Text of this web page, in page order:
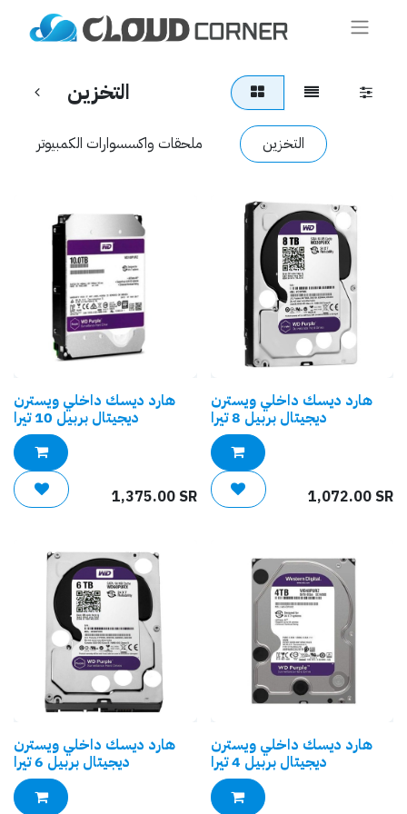
التخزين
ملحقات واكسسوارات الكمبيوتر التخزين
هارد ديسك داخلي ويسترن
ديجيتال بربيل 10 تيرا
1,375.00SR
هارد ديسك داخلي ويسترن
ديجيتال بربيل 8 تيرا
1,072.00 SR
هارد ديسك داخلي ويسترن
ديجيتال بربيل 6 تيرا
هارد ديسك داخلي ويسترن
ديجيتال بربيل 4 تيرا